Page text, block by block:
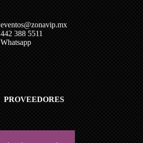
eventos@zonavip.mx
442 388 5511
Whatsapp
PROVEEDORES